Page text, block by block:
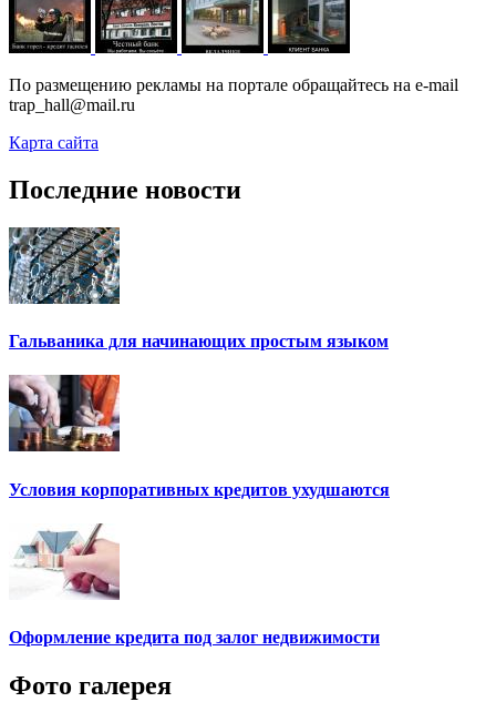
По размещению рекламы на портале обращайтесь на e-mail
trap_hall@mail.ru
Карта сайта
Последние новости
Гальваника для начинающих простым языком
Условия корпоративных кредитов ухудшаются
Оформление кредита под залог недвижимости
Фото галерея